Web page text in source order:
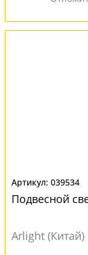
039534
Подвесной
Arlight (Китай)